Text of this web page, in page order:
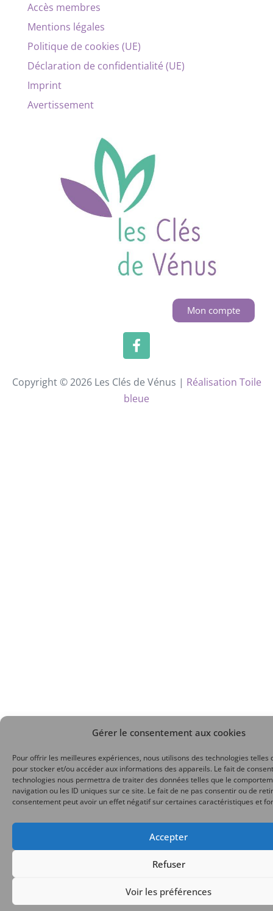
Gérer le consentement aux cookies
Pour offrir les meilleures expériences, nous utilisons des technologies telles
pour stocker et/ou accéder aux informations des appareils. Le fait de
technologies nous permettra de traiter des données telles que le
navigation ou les ID uniques sur ce site. Le fait de ne pas consentir ou de
consentement peut avoir un effet négatif sur certaines caractéristiques et
Accepter
Refuser
Voir les préférences
Accès membres
Mentions légales
Politique de cookies (UE)
Déclaration de confidentialité (UE)
Imprint
Avertissement
Mon compte
Copyright © 2026 Les Clés de Vénus | Réalisation Toile
bleue